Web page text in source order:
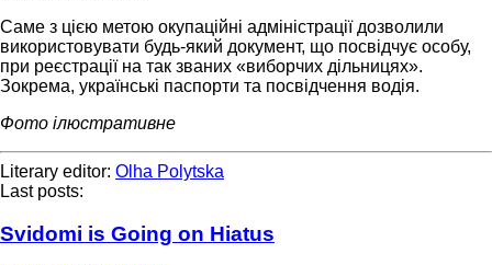
Саме з цією метою окупаційні адміністрації дозволили
використовувати будь-який документ, що посвідчує особу,
при реєстрації на так званих «виборчих дільницях».
Зокрема, українські паспорти та посвідчення водія.
Фото ілюстративне
Literary editor: Olha Polytska
Last posts:
Svidomi is Going on Hiatus